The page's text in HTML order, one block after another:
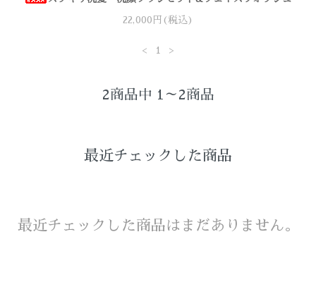
22,000円(税込)
< 1 >
2商品中 1～2商品
最近チェックした商品
最近チェックした商品はまだありません。